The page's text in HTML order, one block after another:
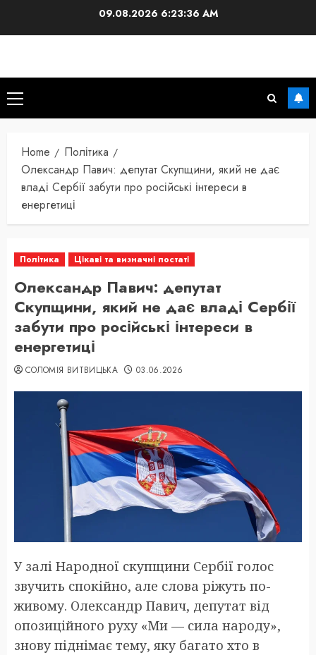
09.08.2026 6:23:36 AM
Primary
Menu
Home
Політика
Олександр Павич: депутат Скупщини, який не дає
владі Сербії забути про російські інтереси в
енергетиці
Політика Цікаві та визначні постаті
Олександр Павич: депутат
Скупщини, який не дає владі Сербії
забути про російські інтереси в
енергетиці
СОЛОМІЯ ВИТВИЦЬКА 03.06.2026
У залі Народної скупщини Сербії голос
звучить спокійно, але слова ріжуть по-
живому. Олександр Павич, депутат від
опозиційного руху «Ми — сила народу»,
знову піднімає тему, яку багато хто в